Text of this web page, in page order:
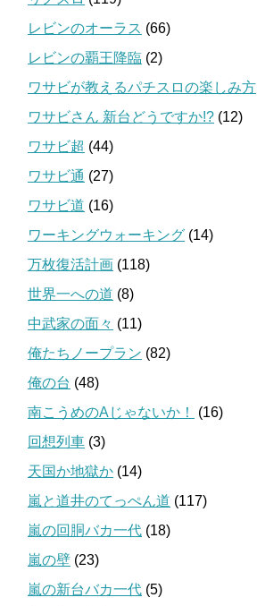
レビンのオーラス (66)
レビンの覇王降臨 (2)
ワサビが教えるパチスロの楽しみ方
ワサビさん 新台どうですか!? (12)
ワサビ超 (44)
ワサビ通 (27)
ワサビ道 (16)
ワーキングウォーキング (14)
万枚復活計画 (118)
世界一への道 (8)
中武家の面々 (11)
俺たちノープラン (82)
俺の台 (48)
南こうめのAじゃないか！
(16)
回想列車 (3)
天国か地獄か (14)
嵐と道井のてっぺん道 (117)
嵐の回胴バカ一代 (18)
嵐の壁 (23)
嵐の新台バカ一代 (5)